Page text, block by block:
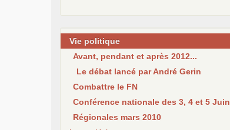
Vie politique
Avant, pendant et après 2012...
Le débat lancé par André Gerin
Combattre le FN
Conférence nationale des 3, 4 et 5 Juin
Régionales mars 2010